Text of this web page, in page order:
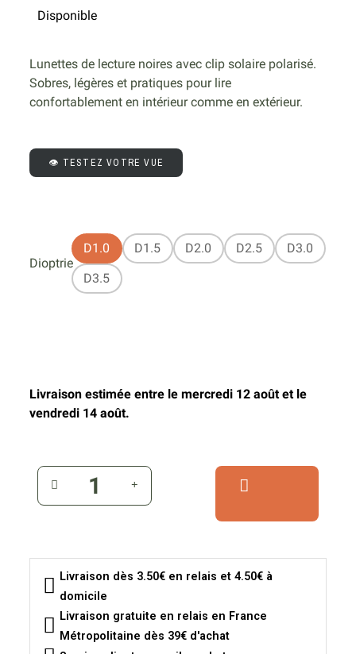
Disponible
Lunettes de lecture noires avec clip solaire polarisé.
Sobres, légères et pratiques pour lire
confortablement en intérieur comme en extérieur.
👁️ TESTEZ VOTRE VUE
Dioptrie
D1.0 D1.5 D2.0 D2.5
D3.0
D3.5
Livraison estimée entre le mercredi 12 août et le
vendredi 14 août.
Livraison dès 3.50€ en relais et 4.50€ à
domicile
Livraison gratuite en relais en France
Métropolitaine dès 39€ d'achat